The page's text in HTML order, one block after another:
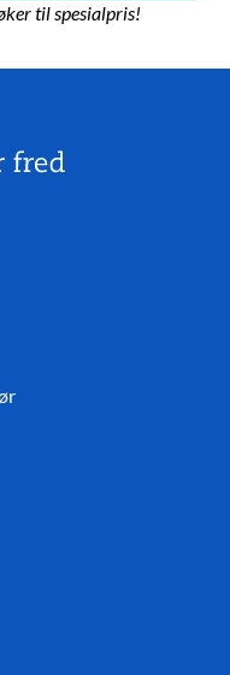
til spesialpris!